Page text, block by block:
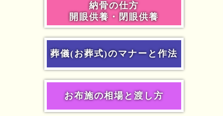
納骨の仕方
開眼供養・閉眼供養
葬儀(お葬式)のマナーと作法
お布施の相場と渡し方